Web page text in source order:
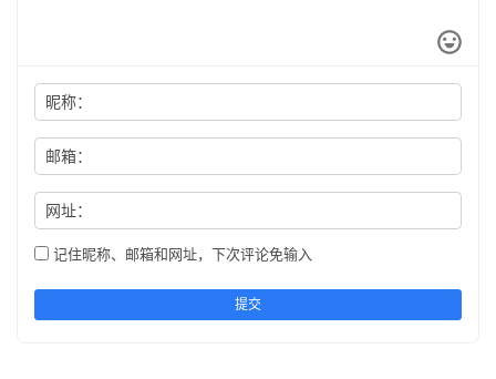
昵称：
邮箱：
网址：
记住昵称、邮箱和网址，下次评论免输入
提交